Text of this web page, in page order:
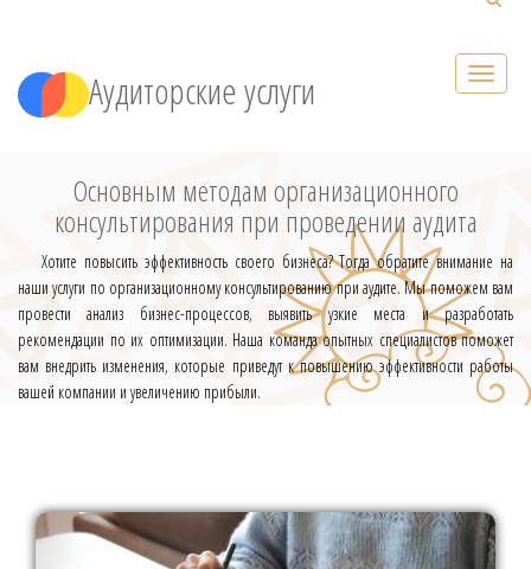
Аудиторские услуги
Основным методам организационного
консультирования при проведении аудита
Хотите повысить эффективность своего бизнеса? Тогда обратите внимание на
наши услуги по организационному консультированию при аудите. Мы поможем вам
провести анализ бизнес-процессов, выявить узкие места и разработать
рекомендации по их оптимизации. Наша команда опытных специалистов поможет
вам внедрить изменения, которые приведут к повышению эффективности работы
вашей компании и увеличению прибыли.